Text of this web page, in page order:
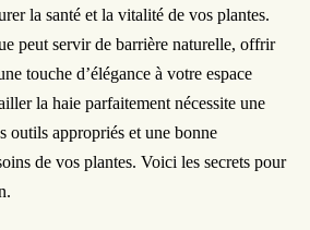
la santé et la vitalité de vos plantes.
peut servir de barrière naturelle, offrir
touche d’élégance à votre espace
la haie parfaitement nécessite une
outils appropriés et une bonne
de vos plantes. Voici les secrets pour